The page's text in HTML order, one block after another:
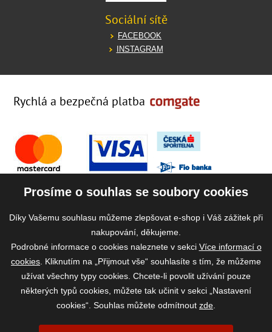
Sociální sítě
FACEBOOK
INSTAGRAM
Rychlá a bezpečná platba
2026 ©www.vase-krmivo.cz- Tomáš Kroupa e-shop, Kanice 307, 664 01
Prosíme o souhlas se soubory cookies
Díky Vašemu souhlasu můžeme zlepšovat e-shop i Váš zážitek při
nakupování, děkujeme.
Podrobné informace o cookies naleznete v sekci Více informací o
cookies . Kliknutím na „Přijmout vše“ souhlasíte s tím, že můžeme
užívat všechny typy cookies. Chcete-li povolit užívání pouze
některých typů cookies, můžete tak učinit v sekci „Nastavení
cookies“. Souhlas můžete odmítnout zde